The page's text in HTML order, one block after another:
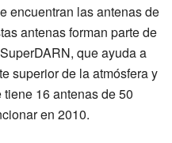
encuentran las antenas de
antenas forman parte de
que ayuda a
superior de la atmósfera y
tiene 16 antenas de 50
en 2010.